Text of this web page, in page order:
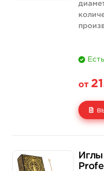
от
Цена 215 руб.